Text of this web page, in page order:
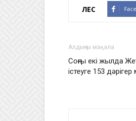
ҮЛЕС
Алдыңғы мақала
Соңғы екі жылда
істеуге 153